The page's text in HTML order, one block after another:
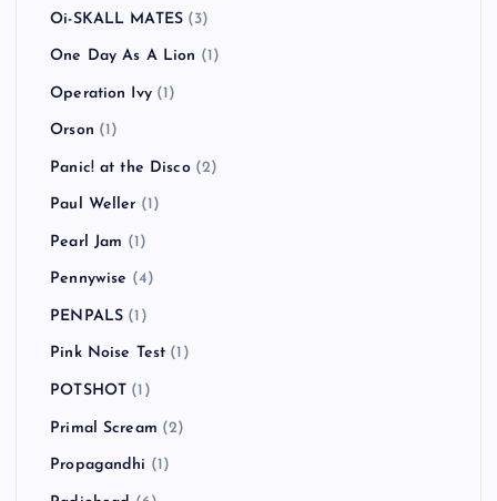
Oi-SKALL MATES (3)
One Day As A Lion (1)
Operation Ivy(1)
Orson (1)
Panic! at the Disco(2)
Paul Weller (1)
Pearl Jam (1)
Pennywise (4)
PENPALS (1)
Pink Noise Test (1)
POTSHOT (1)
Primal Scream (2)
Propagandhi (1)